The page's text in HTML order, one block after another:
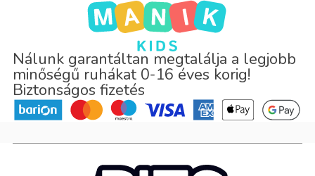
Nálunk garantáltan megtalálja a legjobb
minőségű ruhákat 0-16 éves korig!
Biztonságos fizetés